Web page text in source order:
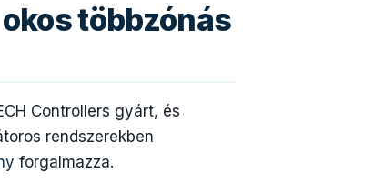
többzónás
Controllers gyárt, és
rendszerekben
forgalmazza.